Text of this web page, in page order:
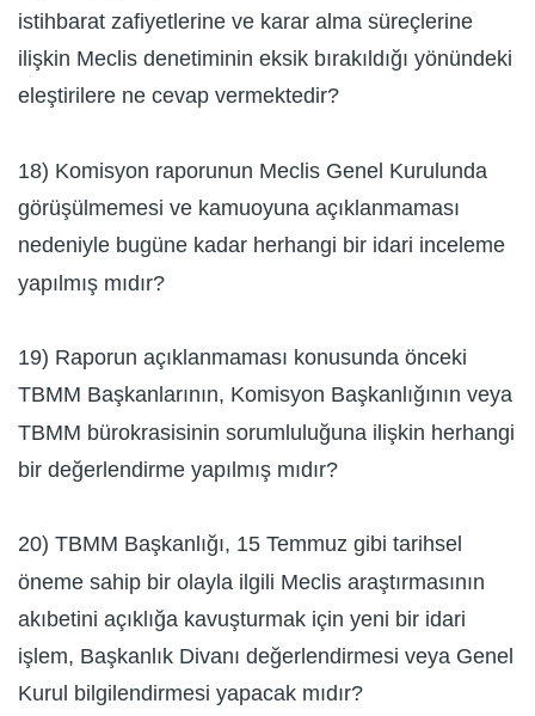
istihbarat zafiyetlerine ve karar alma süreçlerine
ilişkin Meclis denetiminin eksik bırakıldığı yönündeki
eleştirilere ne cevap vermektedir?
18) Komisyon raporunun Meclis Genel Kurulunda
görüşülmemesi ve kamuoyuna açıklanmaması
nedeniyle bugüne kadar herhangi bir idari inceleme
yapılmış mıdır?
19) Raporun açıklanmaması konusunda önceki
TBMM Başkanlarının, Komisyon Başkanlığının veya
TBMM bürokrasisinin sorumluluğuna ilişkin herhangi
bir değerlendirme yapılmış mıdır?
20) TBMM Başkanlığı, 15 Temmuz gibi tarihsel
öneme sahip bir olayla ilgili Meclis araştırmasının
akıbetini açıklığa kavuşturmak için yeni bir idari
işlem, Başkanlık Divanı değerlendirmesi veya Genel
Kurul bilgilendirmesi yapacak mıdır?